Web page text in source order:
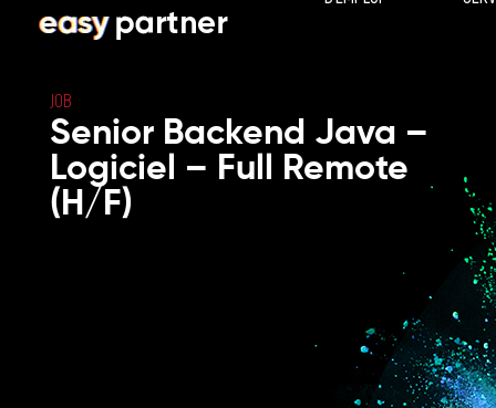
JOB
Senior Backend Java –
Logiciel – Full Remote
(H/F)